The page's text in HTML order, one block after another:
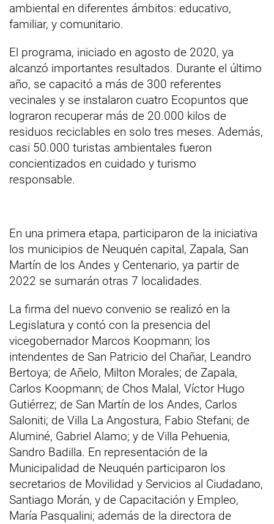
ambiental en diferentes ámbitos: educativo,
familiar, y comunitario.
El programa, iniciado en agosto de 2020, ya
alcanzó importantes resultados. Durante el último
año, se capacitó a más de 300 referentes
vecinales y se instalaron cuatro Ecopuntos que
lograron recuperar más de 20.000 kilos de
residuos reciclables en solo tres meses. Además,
casi 50.000 turistas ambientales fueron
concientizados en cuidado y turismo
responsable.
En una primera etapa, participaron de la iniciativa
los municipios de Neuquén capital, Zapala, San
Martín de los Andes y Centenario, ya partir de
2022 se sumarán otras 7 localidades.
La firma del nuevo convenio se realizó en la
Legislatura y contó con la presencia del
vicegobernador Marcos Koopmann; los
intendentes de San Patricio del Chañar, Leandro
Bertoya; de Añelo, Milton Morales; de Zapala,
Carlos Koopmann; de Chos Malal, Víctor Hugo
Gutiérrez; de San Martín de los Andes, Carlos
Saloniti; de Villa La Angostura, Fabio Stefani; de
Aluminé, Gabriel Alamo; y de Villa Pehuenia,
Sandro Badilla. En representación de la
Municipalidad de Neuquén participaron los
secretarios de Movilidad y Servicios al Ciudadano,
Santiago Morán, y de Capacitación y Empleo,
María Pasqualini; además de la directora de